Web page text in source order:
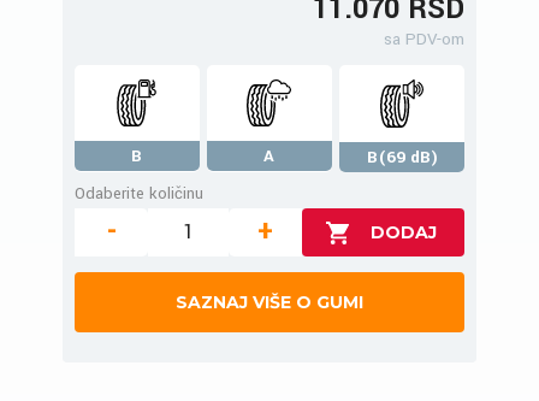
11.070 RSD
sa PDV-om
B A
B(69 dB)
Odaberite količinu
- +
SAZNAJ VIŠE O GUMI